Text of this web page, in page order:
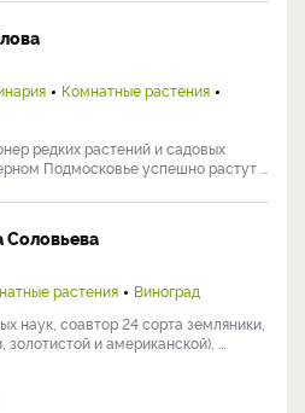
Комнатные растения
редких растений и садовых
Подмосковье успешно растут ...
Соловьева
растения
Виноград
наук, соавтор 24 сорта земляники,
и американской), ...